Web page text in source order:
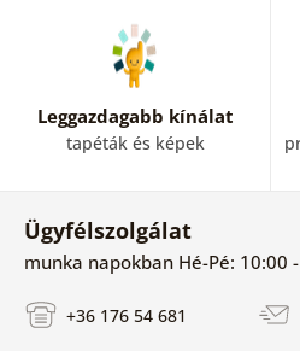
Leggazdagabb kínálat
tapéták és képek
Ügyfélszolgálat
munka napokban Hé-Pé: 10:00
+36 176 54 681